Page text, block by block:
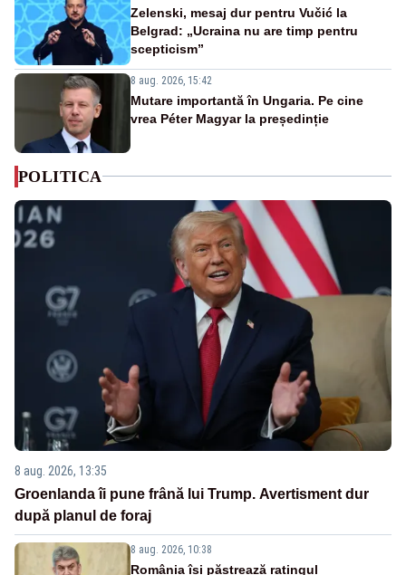
Zelenski, mesaj dur pentru Vučić la
Belgrad: „Ucraina nu are timp pentru
scepticism”
8 aug. 2026, 15:42
Mutare importantă în Ungaria. Pe cine
vrea Péter Magyar la președinție
POLITICA
8 aug. 2026, 13:35
Groenlanda îi pune frână lui Trump. Avertisment dur
după planul de foraj
8 aug. 2026, 10:38
România își păstrează ratingul